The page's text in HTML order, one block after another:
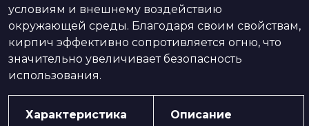
условиям и внешнему воздействию
окружающей среды. Благодаря своим свойствам,
кирпич эффективно сопротивляется огню, что
значительно увеличивает безопасность
использования.
Характеристика Описание